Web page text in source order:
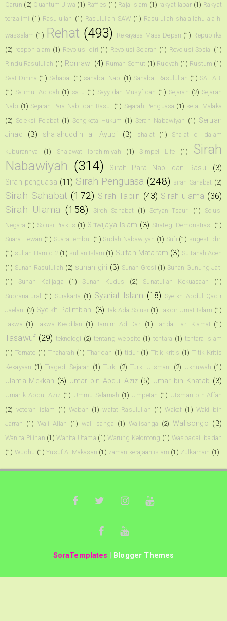
Qarun (2) Quantum Jiwa (1) Raffles (1) Raja Islam (1) rakyat lapar (1) Rakyat
terzalimi (1) Rasulullah (1) Rasulullah SAW (1) Rasulullah shalallahu alaihi
wassalam (1) Rehat (493) Rekayasa Masa Depan (1) Republika
(2) respon alam (1) Revolusi diri (1) Revolusi Sejarah (1) Revolusi Sosial (1)
Rindu Rasulullah (1) Romawi (4) Rumah Semut (1) Ruqyah (1) Rustum (1)
Saat Dihina (1) Sahabat (1) sahabat Nabi (1) Sahabat Rasulullah (1) SAHABI
(1) Salimul Aqidah (1) satu (1) Sayyidah Musyfiqah (1) Sejarah (2) Sejarah
Nabi (1) Sejarah Para Nabi dan Rasul (1) Sejarah Penguasa (1) selat Malaka
(2) Seleksi Pejabat (1) Sengketa Hukum (1) Serah Nabawiyah (1) Seruan
Jihad
(3) shalahuddin al Ayubi (3) shalat (1) Shalat di dalam
kuburannya (1) Shalawat Ibrahimiyah (1) Simpel Life (1)
Sirah
Nabawiyah (314) Sirah Para Nabi dan Rasul
(3)
Sirah penguasa (11) Sirah Penguasa (248) sirah Sahabat (2)
Sirah Sahabat (172) Sirah Tabiin (43) Sirah ulama (36)
Sirah Ulama (158) Siroh Sahabat (1) Sofyan Tsauri (1)
Solusi
Negara (1) Solusi Praktis (1) Sriwijaya Islam (3) Strategi Demonstrasi (1)
Suara Hewan (1) Suara lembut (1) Sudah Nabawiyah (1) Sufi (1) sugesti diri
(1) sultan Hamid 2 (1) sultan Islam (1) Sultan Mataram (3) Sultanah Aceh
(1) Sunah Rasulullah (2) sunan giri (3) Sunan Gresi (1) Sunan Gunung Jati
(1)
Sunan Kalijaga (1) Sunan Kudus (2) Sunatullah Kekuasaan
(1)
Supranatural
(1) Surakarta (1) Syariat Islam (18) Syeikh Abdul Qadir
Jaelani (2) Syeikh Palimbani (3) Tak Ada Solusi (1) Takdir Umat Islam (1)
Takwa (1) Takwa Keadilan (1) Tamim Ad Dari (1) Tanda Hari Kiamat (1)
Tasawuf (29) teknologi (2) tentang website (1) tentara (1) tentara Islam
(1) Ternate (1) Thaharah (1) Thariqah (1) tidur (1) Titik kritis (1) Titik Kritis
Kekayaan (1) Tragedi Sejarah (1) Turki (2) Turki Utsmani (2) Ukhuwah (1)
Ulama Mekkah (3) Umar bin Abdul Aziz (5) Umar bin Khatab (3)
Umar k Abdul Aziz (1) Ummu Salamah (1) Umpetan (1) Utsman bin Affan
(2) veteran islam (1) Wabah (1) wafat Rasulullah (1) Wakaf (1) Waki bin
Jarrah (1) Wali Allah (1) wali sanga (1) Walisanga (2) Walisongo (3)
Wanita Pilihan (1) Wanita Utama (1) Warung Kelontong (1) Waspadai Ibadah
(1) Wudhu (1) Yusuf Al Makasari (1) zaman kerajaan islam (1) Zulkarnain (1)
SoraTemplates Blogger Themes